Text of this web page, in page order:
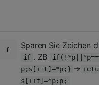
    return p;
int main(void)
Sparen Sie Zeichen
if . ZB
p;s[++t]=*p;} ->
s[++t]=*p:p;